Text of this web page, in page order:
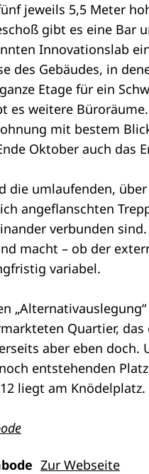
jeweils 5,5 Meter
gibt es eine Bar
Innovationslab
des Gebäudes, in
Etage für ein
es weitere
mit bestem
Oktober auch das
die umlaufenden,
angeflanschten
verbunden
macht – ob der
variabel.
Quartier,
aber eben
entstehenden
liegt am Knödelplatz.
Zur Webseite